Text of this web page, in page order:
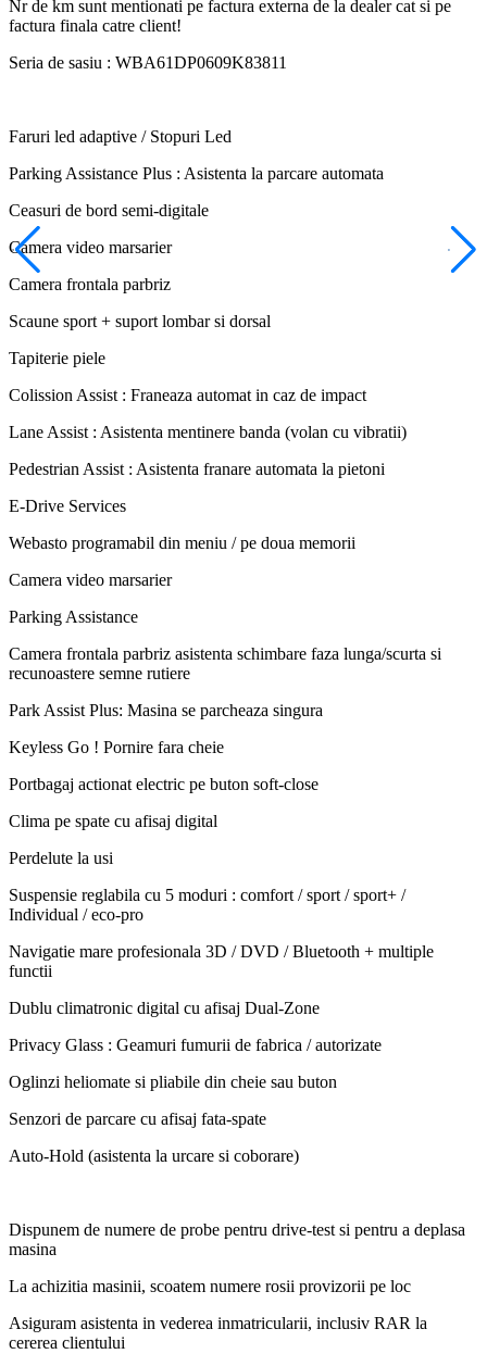
Nr de km sunt mentionati pe factura externa de la dealer cat si pe
factura finala catre client!
Seria de sasiu : WBA61DP0609K83811
Faruri led adaptive / Stopuri Led
Parking Assistance Plus : Asistenta la parcare automata
Ceasuri de bord semi-digitale
Camera video marsarier
Camera frontala parbriz
Scaune sport + suport lombar si dorsal
Tapiterie piele
Colission Assist : Franeaza automat in caz de impact
Lane Assist : Asistenta mentinere banda (volan cu vibratii)
Pedestrian Assist : Asistenta franare automata la pietoni
E-Drive Services
Webasto programabil din meniu / pe doua memorii
Camera video marsarier
Parking Assistance
Camera frontala parbriz asistenta schimbare faza lunga/scurta si
recunoastere semne rutiere
Park Assist Plus: Masina se parcheaza singura
Keyless Go ! Pornire fara cheie
Portbagaj actionat electric pe buton soft-close
Clima pe spate cu afisaj digital
Perdelute la usi
Suspensie reglabila cu 5 moduri : comfort / sport / sport+ /
Individual / eco-pro
Navigatie mare profesionala 3D / DVD / Bluetooth + multiple
functii
Dublu climatronic digital cu afisaj Dual-Zone
Privacy Glass : Geamuri fumurii de fabrica / autorizate
Oglinzi heliomate si pliabile din cheie sau buton
Senzori de parcare cu afisaj fata-spate
Auto-Hold (asistenta la urcare si coborare)
Dispunem de numere de probe pentru drive-test si pentru a deplasa
masina
La achizitia masinii, scoatem numere rosii provizorii pe loc
Asiguram asistenta in vederea inmatricularii, inclusiv RAR la
cererea clientului